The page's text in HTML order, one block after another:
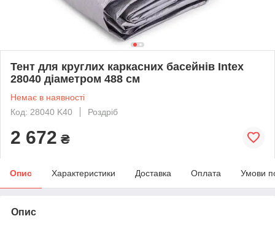
Тент для круглих каркасних басейнів Intex
28040 діаметром 488 см
Немає в наявності
Код: 28040 K40
Роздріб
2 672 ₴
Опис Характеристики Доставка Оплата Умови
Опис